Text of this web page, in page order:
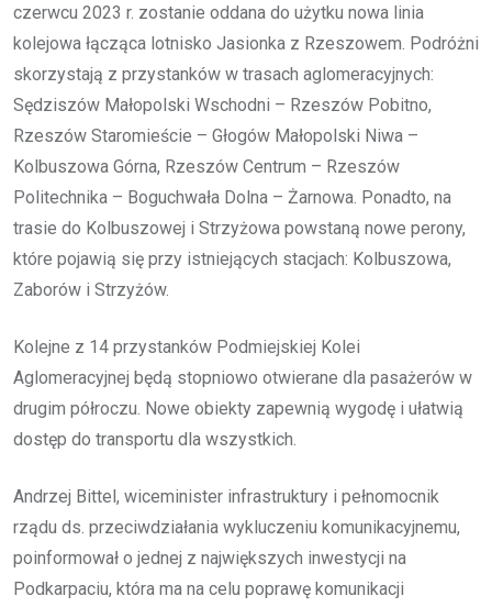
czerwcu 2023 r. zostanie oddana do użytku nowa linia
kolejowa łącząca lotnisko Jasionka z Rzeszowem. Podróżni
skorzystają z przystanków w trasach aglomeracyjnych:
Sędziszów Małopolski Wschodni – Rzeszów Pobitno,
Rzeszów Staromieście – Głogów Małopolski Niwa –
Kolbuszowa Górna, Rzeszów Centrum – Rzeszów
Politechnika – Boguchwała Dolna – Żarnowa. Ponadto, na
trasie do Kolbuszowej i Strzyżowa powstaną nowe perony,
które pojawią się przy istniejących stacjach: Kolbuszowa,
Zaborów i Strzyżów.
Kolejne z 14 przystanków Podmiejskiej Kolei
Aglomeracyjnej będą stopniowo otwierane dla pasażerów w
drugim półroczu. Nowe obiekty zapewnią wygodę i ułatwią
dostęp do transportu dla wszystkich.
Andrzej Bittel, wiceminister infrastruktury i pełnomocnik
rządu ds. przeciwdziałania wykluczeniu komunikacyjnemu,
poinformował o jednej z największych inwestycji na
Podkarpaciu, która ma na celu poprawę komunikacji